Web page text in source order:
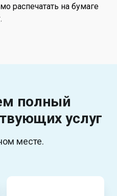
распечатать на бумаге
полный
услуг
месте.